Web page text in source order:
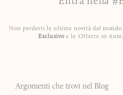
Non perderti le ultime novità dal
Esclusivoe le Offerte in
Argomenti che trovi nel Blog